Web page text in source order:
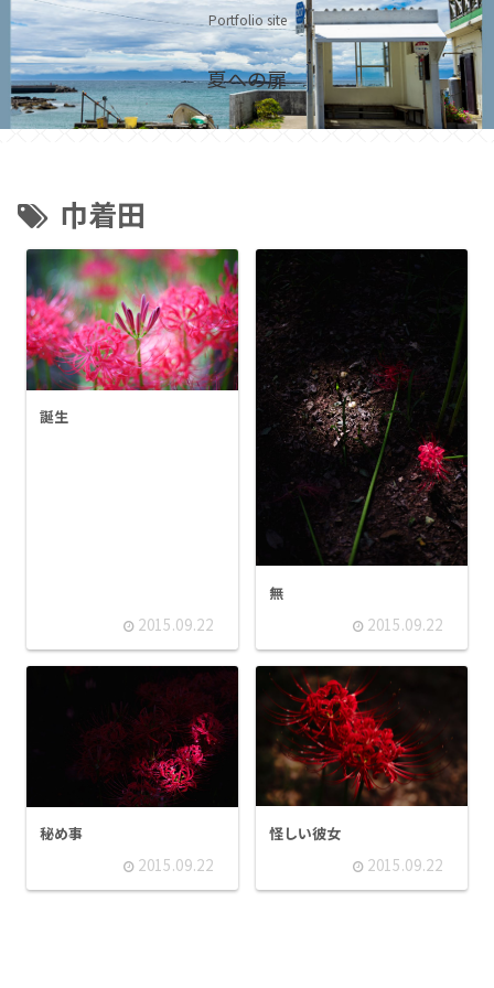
Portfolio site
夏への扉
巾着田
誕生
2015.09.22
無
2015.09.22
秘め事
2015.09.22
怪しい彼女
2015.09.22